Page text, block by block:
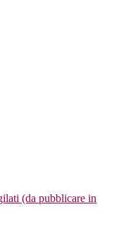
(da pubblicare in